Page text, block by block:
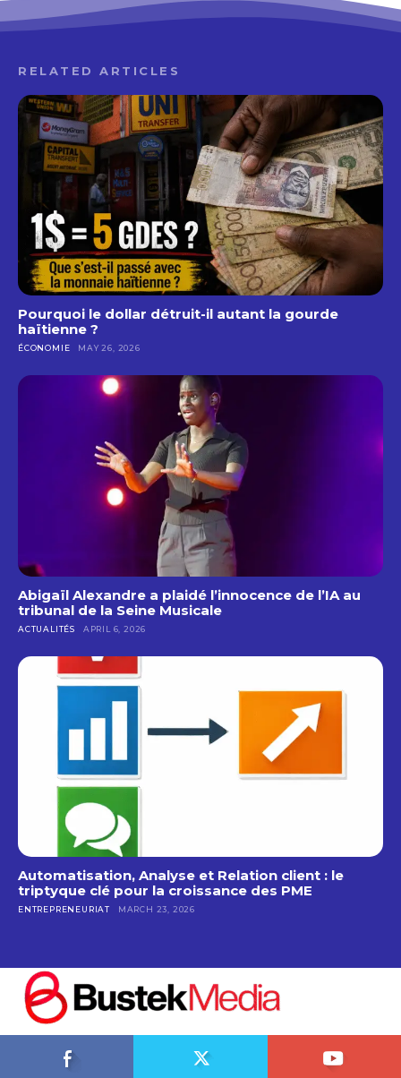
RELATED ARTICLES
Pourquoi le dollar détruit-il autant la gourde
haïtienne ?
ÉCONOMIE MAY 26, 2026
Abigaïl Alexandre a plaidé l’innocence de l’IA au
tribunal de la Seine Musicale
ACTUALITÉS APRIL 6, 2026
Automatisation, Analyse et Relation client : le
triptyque clé pour la croissance des PME
ENTREPRENEURIAT MARCH 23, 2026